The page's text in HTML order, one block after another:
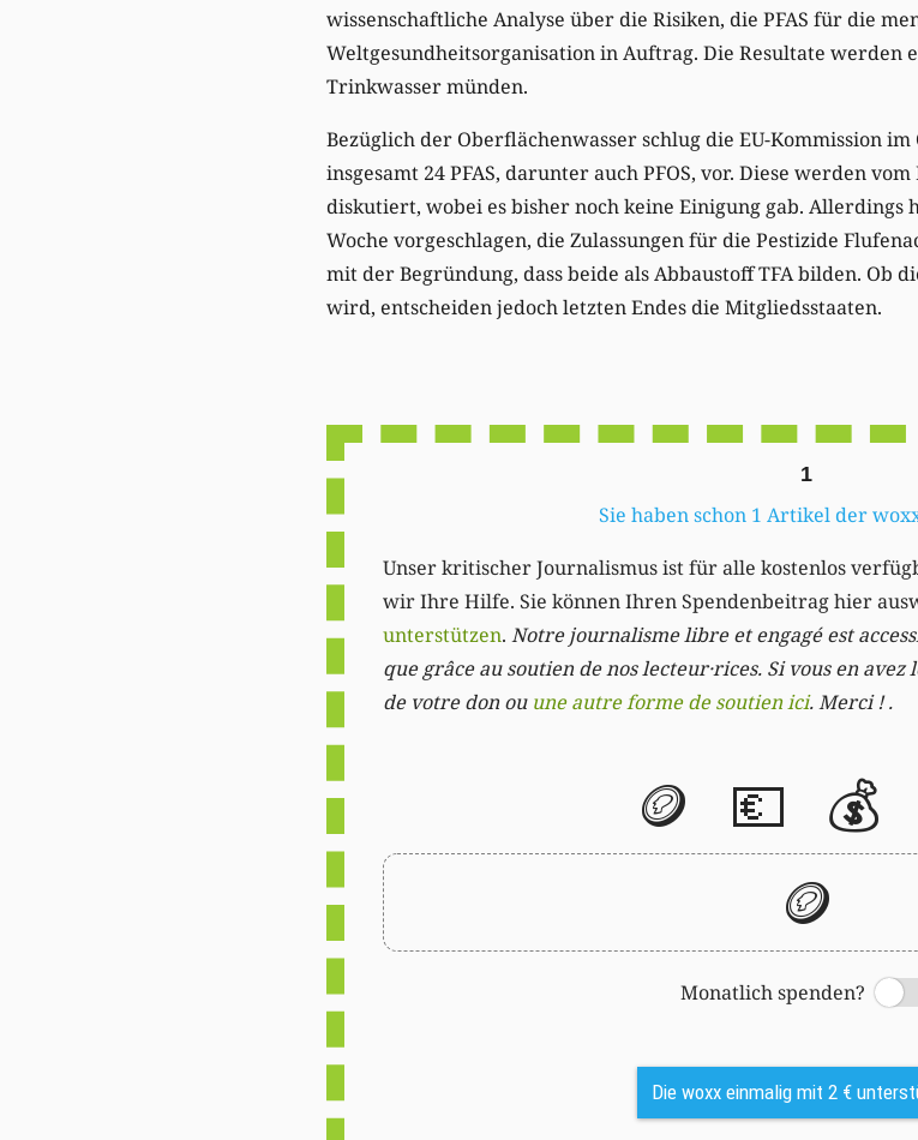
wissenschaftliche Analyse über die Risiken, die PFAS für die
Weltgesundheitsorganisation in Auftrag. Die Resultate werden
Trinkwasser münden.
Bezüglich der Oberflächenwasser schlug die EU-Kommission
insgesamt 24 PFAS, darunter auch PFOS, vor. Diese werden
diskutiert, wobei es bisher noch keine Einigung gab. Allerdings
Woche vorgeschlagen, die Zulassungen für die Pestizide
mit der Begründung, dass beide als Abbaustoff TFA bilden. Ob
wird, entscheiden jedoch letzten Endes die Mitgliedsstaaten.
1
Sie haben schon 1 Artikel der
Unser kritischer Journalismus ist für alle kostenlos
wir Ihre Hilfe. Sie können Ihren Spendenbeitrag hier
unterstützen. Notre journalisme libre et engagé est
que grâce au soutien de nos lecteur·rices. Si vous en
de votre don ou une autre forme de soutien ici. Merci ! .
🪙 💶 💰
🪙
Monatlich spenden?
Switch
Die woxx einmalig mit 2 €